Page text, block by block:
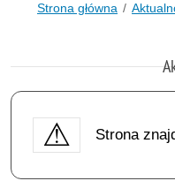
Strona główna
Strona